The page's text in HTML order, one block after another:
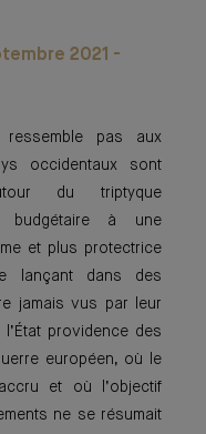
2021 -
ressemble pas aux
occidentaux sont
du triptyque
budgétaire à une
et plus protectrice
lançant dans des
jamais vus par leur
providence des
européen, où le
et où l’objectif
ne se résumait